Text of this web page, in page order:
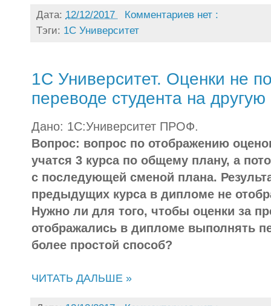
Дата: 12/12/2017
Комментариев нет :
Тэги: 1С Университет
1С Университет. Оценки не
переводе студента на
Дано: 1С:Университет ПРОФ.
Вопрос: вопрос по отображению
учатся 3 курса по общему плану, а
с последующей сменой плана.
предыдущих курса в дипломе не
Нужно ли для того, чтобы оценки за
отображались в дипломе выполнять
более простой способ?
ЧИТАТЬ ДАЛЬШЕ »